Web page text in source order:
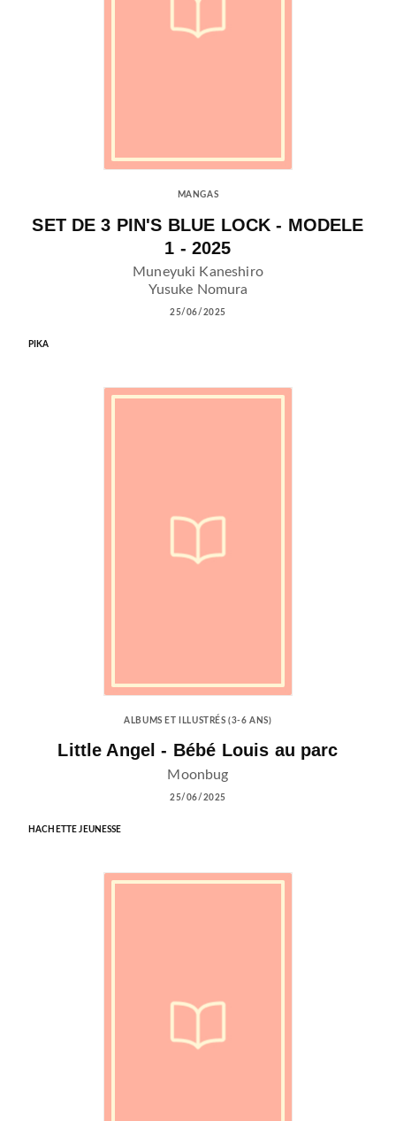
MANGAS
SET DE 3 PIN'S BLUE LOCK - MODELE
1 - 2025
Muneyuki Kaneshiro
Yusuke Nomura
25/06/2025
PIKA
ALBUMS ET ILLUSTRÉS (3-6 ANS)
Little Angel - Bébé Louis au parc
Moonbug
25/06/2025
HACHETTE JEUNESSE